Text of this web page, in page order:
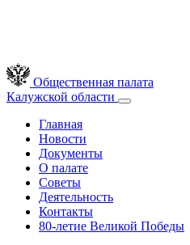
Общественная палата
Калужской области
Главная
Новости
Документы
О палате
Советы
Деятельность
Контакты
80-летие Великой Победы